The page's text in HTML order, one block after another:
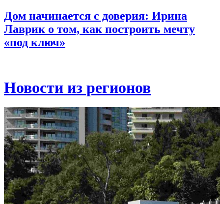
Дом начинается с доверия: Ирина
Лаврик о том, как построить мечту
«под ключ»
Новости из регионов